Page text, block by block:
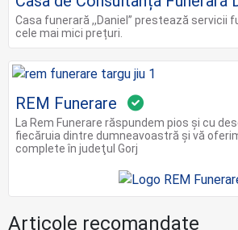
Casa funerară ,,Daniel’’ prestează servicii
cele mai mici prețuri.
REM Funerare
La Rem Funerare răspundem pios și cu
fiecăruia dintre dumneavoastră şi vă
complete în judeţul Gorj
Articole recomandate